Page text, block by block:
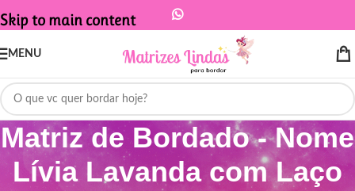
Skip to main content
MENU
Matriz de Bordado - Nome
Lívia Lavanda com Laço